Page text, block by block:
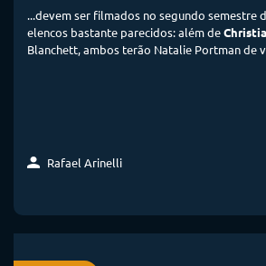
...devem ser filmados no segundo semestre
elencos bastante parecidos: além de
Blanchett, ambos terão Natalie Portman de
Rafael Arinelli